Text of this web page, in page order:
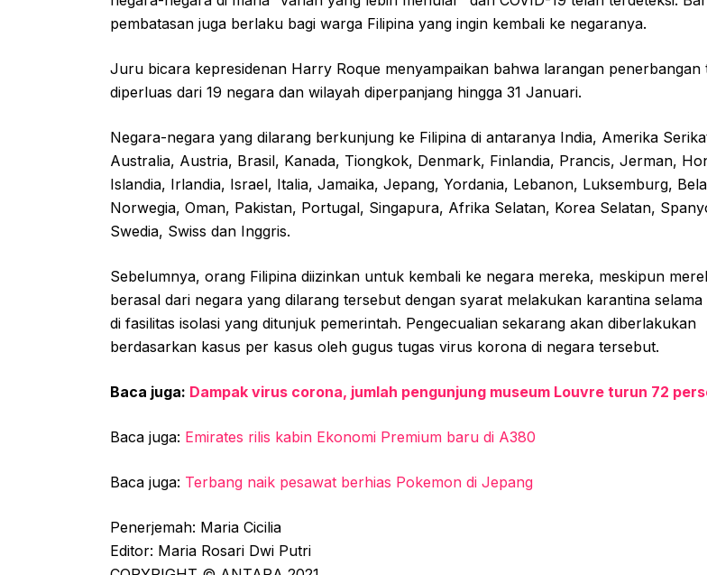
pembatasan juga berlaku bagi warga Filipina yang ingin kembali ke negaranya.
Juru bicara kepresidenan Harry Roque menyampaikan bahwa larangan penerbangan
diperluas dari 19 negara dan wilayah diperpanjang hingga 31 Januari.
Negara-negara yang dilarang berkunjung ke Filipina di antaranya India, Amerika
Australia, Austria, Brasil, Kanada, Tiongkok, Denmark, Finlandia, Prancis, Jerman,
Islandia, Irlandia, Israel, Italia, Jamaika, Jepang, Yordania, Lebanon, Luksemburg,
Norwegia, Oman, Pakistan, Portugal, Singapura, Afrika Selatan, Korea Selatan,
Swedia, Swiss dan Inggris.
Sebelumnya, orang Filipina diizinkan untuk kembali ke negara mereka, meskipun
berasal dari negara yang dilarang tersebut dengan syarat melakukan karantina selama
di fasilitas isolasi yang ditunjuk pemerintah. Pengecualian sekarang akan diberlakukan
berdasarkan kasus per kasus oleh gugus tugas virus korona di negara tersebut.
Baca juga: Dampak virus corona, jumlah pengunjung museum Louvre turun 72
Baca juga: Emirates rilis kabin Ekonomi Premium baru di A380
Baca juga: Terbang naik pesawat berhias Pokemon di Jepang
Penerjemah: Maria Cicilia
Editor: Maria Rosari Dwi Putri